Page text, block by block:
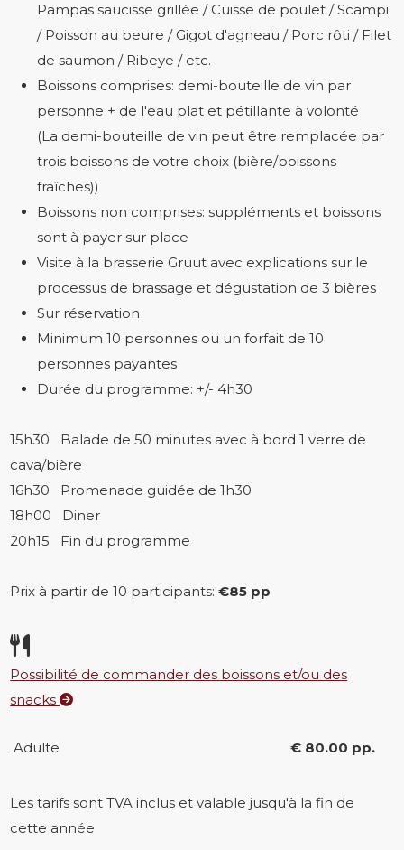
Pampas saucisse grillée / Cuisse de poulet / Scampi
/ Poisson au beure / Gigot d'agneau / Porc rôti / Filet
de saumon / Ribeye / etc.
Boissons comprises: demi-bouteille de vin par
personne + de l'eau plat et pétillante à volonté
(La demi-bouteille de vin peut être remplacée par
trois boissons de votre choix (bière/boissons
fraîches))
Boissons non comprises: suppléments et boissons
sont à payer sur place
Visite à la brasserie Gruut avec explications sur le
processus de brassage et dégustation de 3 bières
Sur réservation
Minimum 10 personnes ou un forfait de 10
personnes payantes
Durée du programme: +/- 4h30
15h30 Balade de 50 minutes avec à bord 1 verre de
cava/bière
16h30 Promenade guidée de 1h30
18h00 Diner
20h15 Fin du programme
Prix à partir de 10 participants:€85 pp
Possibilité de commander des boissons et/ou des
snacks
Adulte € 80.00 pp.
Les tarifs sont TVA inclus et valable jusqu'à la fin de
cette année